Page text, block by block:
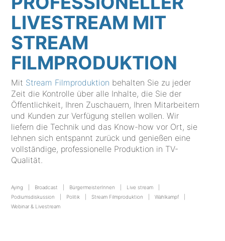
LIVESTREAM MIT
STREAM
FILMPRODUKTION
Mit Stream Filmproduktion behalten Sie zu jeder
Zeit die Kontrolle über alle Inhalte, die Sie der
Öffentlichkeit, Ihren Zuschauern, Ihren Mitarbeitern
und Kunden zur Verfügung stellen wollen. Wir
liefern die Technik und das Know-how vor Ort, sie
lehnen sich entspannt zurück und genießen eine
vollständige, professionelle Produktion in TV-
Qualität.
Aying Broadcast BürgermeisterInnen
Live stream
Podiumsdiskussion
Politik Stream Filmproduktion
Wahlkampf
Webinar & Livestream